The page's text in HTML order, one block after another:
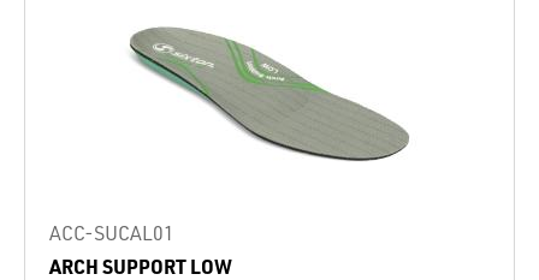
ACC-SUCAL01
ARCH SUPPORT LOW